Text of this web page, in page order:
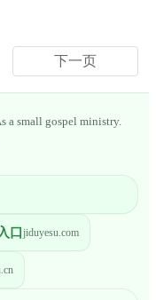
下一页
a small gospel ministry.
口 jiduyesu.com